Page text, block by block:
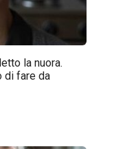
la nuora.
di fare da